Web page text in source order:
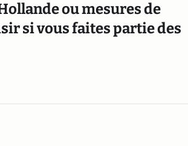
ou mesures de
si vous faites partie des